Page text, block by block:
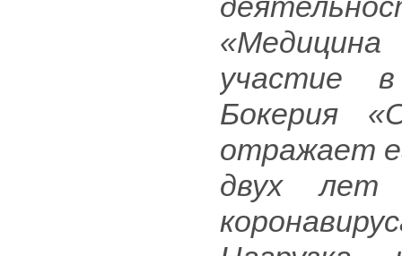
участие
Бокерия
отражает
двух лет